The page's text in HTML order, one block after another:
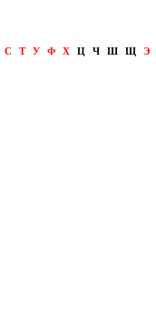
С Т У Ф Х Ц Ч Ш Щ Э